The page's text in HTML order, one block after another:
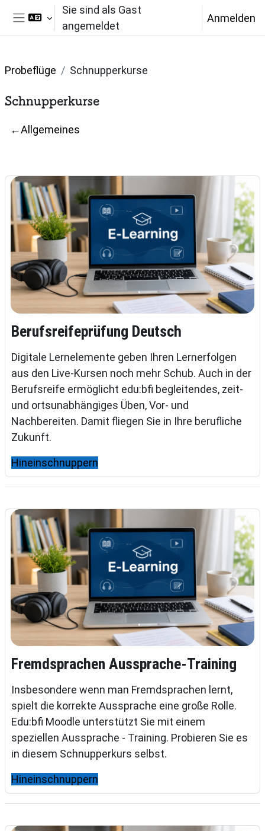
Zum Hauptinhalt
Website-Übersicht
Sie sind als Gast
angemeldet
Anmelden
Probeflüge Schnupperkurse
Schnupperkurse
Abschnittsübersicht
←Allgemeines
Berufsreifeprüfung Deutsch
Digitale Lernelemente geben Ihren Lernerfolgen
aus den Live-Kursen noch mehr Schub. Auch in der
Berufsreife ermöglicht edu:bfi begleitendes, zeit-
und ortsunabhängiges Üben, Vor- und
Nachbereiten. Damit fliegen Sie in Ihre berufliche
Zukunft.
Hineinschnuppern
Fremdsprachen Aussprache-Training
Insbesondere wenn man Fremdsprachen lernt,
spielt die korrekte Aussprache eine große Rolle.
Edu:bfi Moodle unterstützt Sie mit einem
speziellen Aussprache - Training. Probieren Sie es
in diesem Schnupperkurs selbst.
Hineinschnuppern